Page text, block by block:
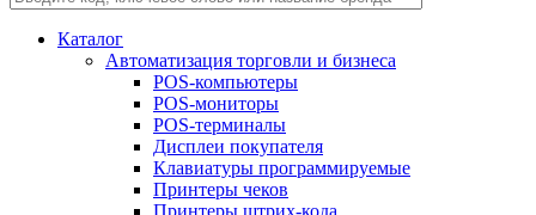
Каталог
Автоматизация торговли и бизнеса
POS-компьютеры
POS-мониторы
POS-терминалы
Дисплеи покупателя
Клавиатуры программируемые
Принтеры чеков
Принтеры штрих-кода